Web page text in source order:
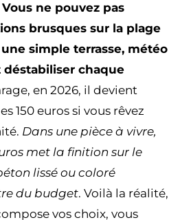
Vous ne pouvez pas
brusques sur la plage
simple terrasse, météo
chaque
en 2026, il devient
150 euros si vous rêvez
Dans une pièce à vivre,
met la finition sur le
lissé ou coloré
du budget. Voilà la réalité,
vos choix, vous